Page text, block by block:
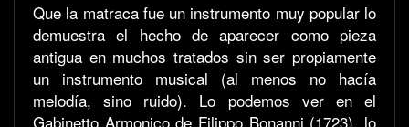
Que la matraca fue un instrumento muy popular lo
demuestra el hecho de aparecer como pieza
antigua en muchos tratados sin ser propiamente
un instrumento musical (al menos no hacía
melodía, sino ruido). Lo podemos ver en el
Gabinetto Armonico de Filippo Bonanni (1723), lo